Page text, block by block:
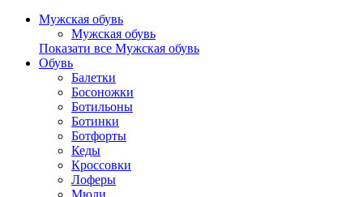
Мужская обувь
Мужская обувь
Показати все Мужская обувь
Обувь
Балетки
Босоножки
Ботильоны
Ботинки
Ботфорты
Кеды
Кроссовки
Лоферы
Мюли